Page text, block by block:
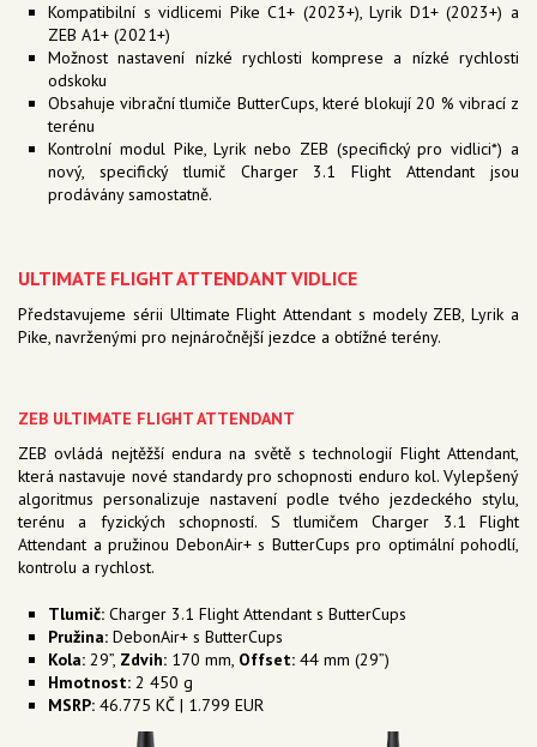
Kompatibilní s vidlicemi Pike C1+ (2023+), Lyrik D1+ (2023+) a
ZEB A1+ (2021+)
Možnost nastavení nízké rychlosti komprese a nízké rychlosti
odskoku
Obsahuje vibrační tlumiče ButterCups, které blokují 20 % vibrací z
terénu
Kontrolní modul Pike, Lyrik nebo ZEB (specifický pro vidlici*) a
nový, specifický tlumič Charger 3.1 Flight Attendant jsou
prodávány samostatně.
ULTIMATE FLIGHT ATTENDANT VIDLICE
Představujeme sérii Ultimate Flight Attendant s modely ZEB, Lyrik a
Pike, navrženými pro nejnáročnější jezdce a obtížné terény.
ZEB ULTIMATE FLIGHT ATTENDANT
ZEB ovládá nejtěžší endura na světě s technologií Flight Attendant,
která nastavuje nové standardy pro schopnosti enduro kol. Vylepšený
algoritmus personalizuje nastavení podle tvého jezdeckého stylu,
terénu a fyzických schopností. S tlumičem Charger 3.1 Flight
Attendant a pružinou DebonAir+ s ButterCups pro optimální pohodlí,
kontrolu a rychlost.
Tlumič: Charger 3.1 Flight Attendant s ButterCups
Pružina: DebonAir+ s ButterCups
Kola: 29”, Zdvih: 170 mm, Offset: 44 mm (29”)
Hmotnost: 2 450 g
MSRP: 46.775 KČ | 1.799 EUR